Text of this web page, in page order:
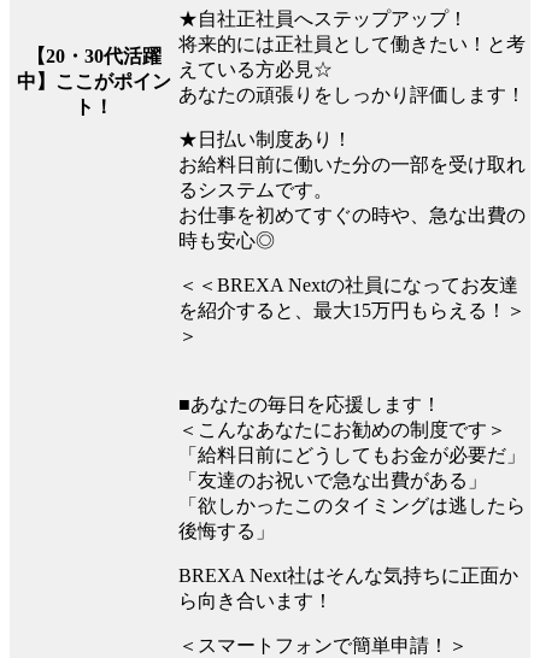
【20・30代活躍
中】ここがポイン
ト！
★自社正社員へステップアップ！
将来的には正社員として働きたい！と考
えている方必見☆
あなたの頑張りをしっかり評価します！
★日払い制度あり！
お給料日前に働いた分の一部を受け取れ
るシステムです。
お仕事を初めてすぐの時や、急な出費の
時も安心◎
＜＜BREXA Nextの社員になってお友達
を紹介すると、最大15万円もらえる！＞
＞
■あなたの毎日を応援します！
＜こんなあなたにお勧めの制度です＞
「給料日前にどうしてもお金が必要だ」
「友達のお祝いで急な出費がある」
「欲しかったこのタイミングは逃したら
後悔する」
BREXA Next社はそんな気持ちに正面か
ら向き合います！
＜スマートフォンで簡単申請！＞